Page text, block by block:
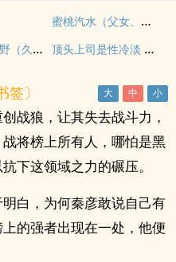
蜜桃汽水（父女、甜h）
在他心上撒野（久别重逢H） 顶头上司是性冷淡 （强制爱1v1）
签〕
战狼，让其失去战斗力，
将榜上所有人，哪怕是黑
下这领域之力的碾压。
白，为何秦彦敢说自己有
的强者出现在一处，他便